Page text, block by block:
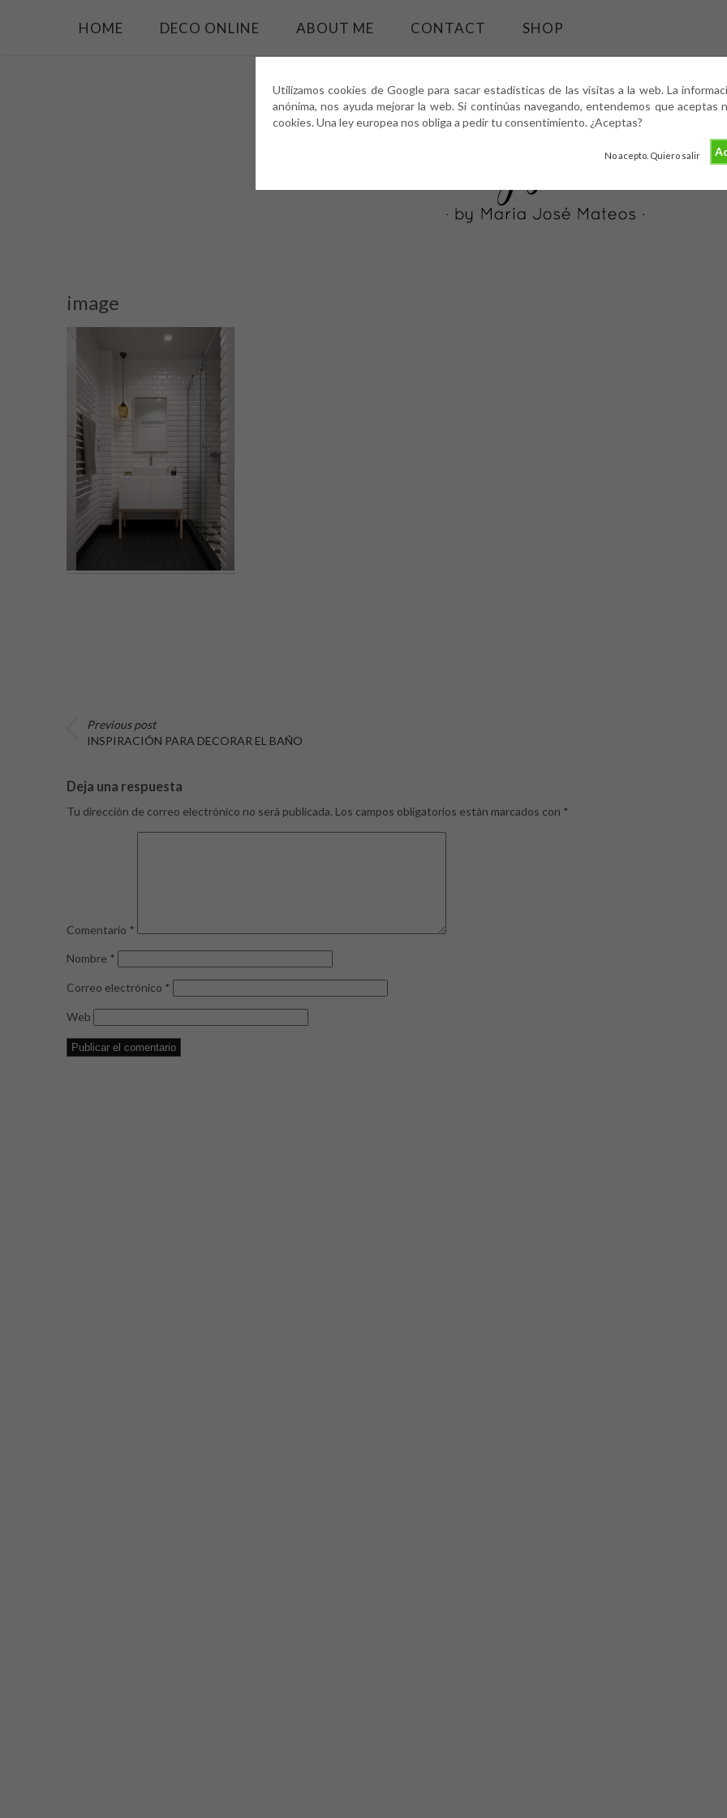
Utilizamos cookies de Google para sacar estadísticas de las visitas a la web. La
anónima, nos ayuda mejorar la web. Si continúas navegando, entendemos que aceptas
cookies. Una ley europea nos obliga a pedir tu consentimiento. ¿Aceptas?
No acepto. Quiero salir
HOME DECO ONLINE ABOUT ME CONTACT SHOP
image
Previous post
INSPIRACIÓN PARA DECORAR EL BAÑO
Deja una respuesta
Tu dirección de correo electrónico no será publicada. Los campos obligatorios están marcados con *
Comentario *
Nombre *
Correo electrónico *
Web